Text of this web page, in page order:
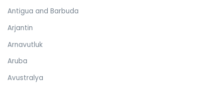
Antigua and Barbuda
Arjantin
Arnavutluk
Aruba
Avustralya